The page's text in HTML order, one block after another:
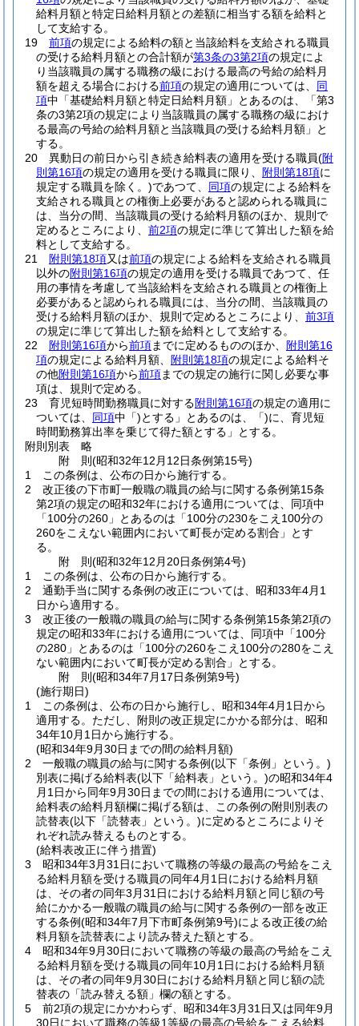
給料月額と特定日給料月額との差額に相当する額を給料と
して支給する。
19
前項の規定による給料の額と当該給料を支給される職員
の受ける給料月額との合計額が第3条の3第2項の規定によ
り当該職員の属する職務の級における最高の号給の給料月
額を超える場合における前項の規定の適用については、 同
項中「基礎給料月額と特定日給料月額」とあるのは、「第3
条の3第2項の規定により当該職員の属する職務の級におけ
る最高の号給の給料月額と当該職員の受ける給料月額」と
する。
20
異動日の前日から引き続き給料表の適用を受ける職員(附
則第16項の規定の適用を受ける職員に限り、 附則第18項に
規定する職員を除く。)であつて、 同項の規定による給料を
支給される職員との権衡上必要があると認められる職員に
は、当分の間、当該職員の受ける給料月額のほか、規則で
定めるところにより、 前2項の規定に準じて算出した額を給
料として支給する。
21
附則第18項又は前項の規定による給料を支給される職員
以外の附則第16項の規定の適用を受ける職員であつて、任
用の事情を考慮して当該給料を支給される職員との権衡上
必要があると認められる職員には、当分の間、当該職員の
受ける給料月額のほか、規則で定めるところにより、 前3項
の規定に準じて算出した額を給料として支給する。
22
附則第16項から前項までに定めるもののほか、
附則第16
項の規定による給料月額、 附則第18項の規定による給料そ
の他附則第16項から前項までの規定の施行に関し必要な事
項は、規則で定める。
23
育児短時間勤務職員に対する附則第16項の規定の適用に
ついては、 同項中「)とする」とあるのは、「)に、育児短
時間勤務算出率を乗じて得た額とする」とする。
附則別表 略
附 則(昭和32年12月12日条例第15号)
1
この条例は、公布の日から施行する。
2
改正後の下市町一般職の職員の給与に関する条例第15条
第2項の規定の昭和32年における適用については、同項中
「100分の260」とあるのは「100分の230をこえ100分の
260をこえない範囲内において町長が定める割合」とす
る。
附 則(昭和32年12月20日条例第4号)
1
この条例は、公布の日から施行する。
2
通勤手当に関する条例の改正については、昭和33年4月1
日から適用する。
3
改正後の一般職の職員の給与に関する条例第15条第2項の
規定の昭和33年における適用については、同項中「100分
の280」とあるのは「100分の260をこえ100分の280をこえ
ない範囲内において町長が定める割合」とする。
附 則(昭和34年7月17日条例第9号)
(施行期日)
1
この条例は、公布の日から施行し、昭和34年4月1日から
適用する。 ただし、附則の改正規定にかかる部分は、昭和
34年10月1日から施行する。
(昭和34年9月30日までの間の給料月額)
2
一般職の職員の給与に関する条例(以下「条例」という。)
別表に掲げる給料表(以下「給料表」という。)の昭和34年4
月1日から同年9月30日までの間における適用については、
給料表の給料月額欄に掲げる額は、この条例の附則別表の
読替表(以下「読替表」という。)に定めるところによりそ
れぞれ読み替えるものとする。
(給料表改正に伴う措置)
3
昭和34年3月31日において職務の等級の最高の号給をこえ
る給料月額を受ける職員の同年4月1日における給料月額
は、その者の同年3月31日における給料月額と同じ額の号
給にかかる一般職の職員の給与に関する条例の一部を改正
する条例(昭和34年7月下市町条例第9号)による改正後の給
料月額を読替表により読み替えた額とする。
4
昭和34年9月30日において職務の等級の最高の号給をこえ
る給料月額を受ける職員の同年10月1日における給料月額
は、その者の同年9月30日における給料月額と同じ額の読
替表の「読み替える額」欄の額とする。
5
前2項の規定にかかわらず、昭和34年3月31日又は同年9月
30日において職務の等級1等級の最高の号給をこえる給料